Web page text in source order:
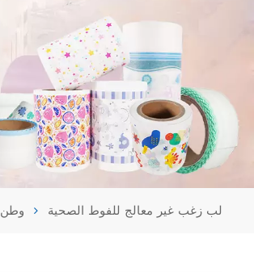
عربي
وطن لب زغب غير معالج للفوط الصحية